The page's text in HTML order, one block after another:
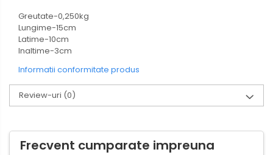
Greutate-0,250kg
Lungime-15cm
Latime-10cm
Inaltime-3cm
Informatii conformitate produs
Review-uri (0)
Frecvent cumparate impreuna